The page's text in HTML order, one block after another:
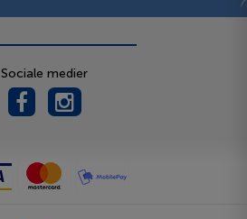
Sociale medier